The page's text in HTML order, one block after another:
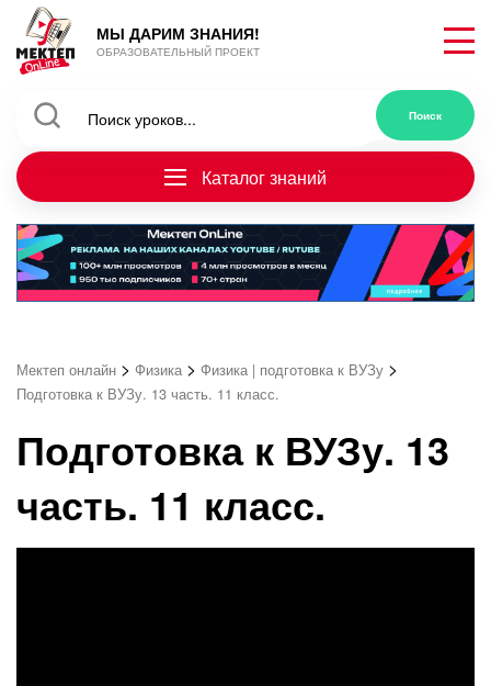
МЫ ДАРИМ ЗНАНИЯ!
ОБРАЗОВАТЕЛЬНЫЙ ПРОЕКТ
Каталог знаний
Мектеп онлайн > Физика > Физика | подготовка к ВУЗу >
Подготовка к ВУЗу. 13 часть. 11 класс.
Подготовка к ВУЗу. 13
часть. 11 класс.